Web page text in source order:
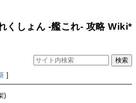
くしょん -艦これ- 攻略 Wiki*
]
)